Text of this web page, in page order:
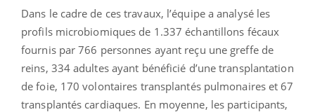
Dans le cadre de ces travaux, l’équipe a analysé les
profils microbiomiques de 1.337 échantillons fécaux
fournis par 766 personnes ayant reçu une greffe de
reins, 334 adultes ayant bénéficié d’une transplantation
de foie, 170 volontaires transplantés pulmonaires et 67
transplantés cardiaques. En moyenne, les participants,